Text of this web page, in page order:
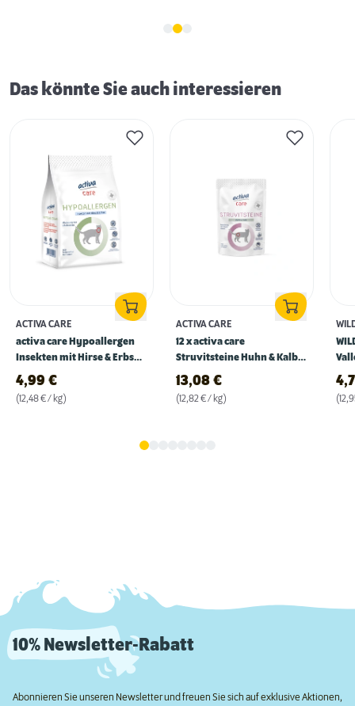
Das könnte Sie auch interessieren
ACTIVA CARE
activa care Hypoallergen
Insekten mit Hirse & Erbse
400g
4,99 €
(12,48 € / kg)
ACTIVA CARE
12 x activa care
Struvitsteine Huhn & Kalb
85g
13,08 €
(12,82 € / kg)
10% Newsletter-Rabatt
Abonnieren Sie unseren Newsletter und freuen Sie sich auf exklusive Aktionen,